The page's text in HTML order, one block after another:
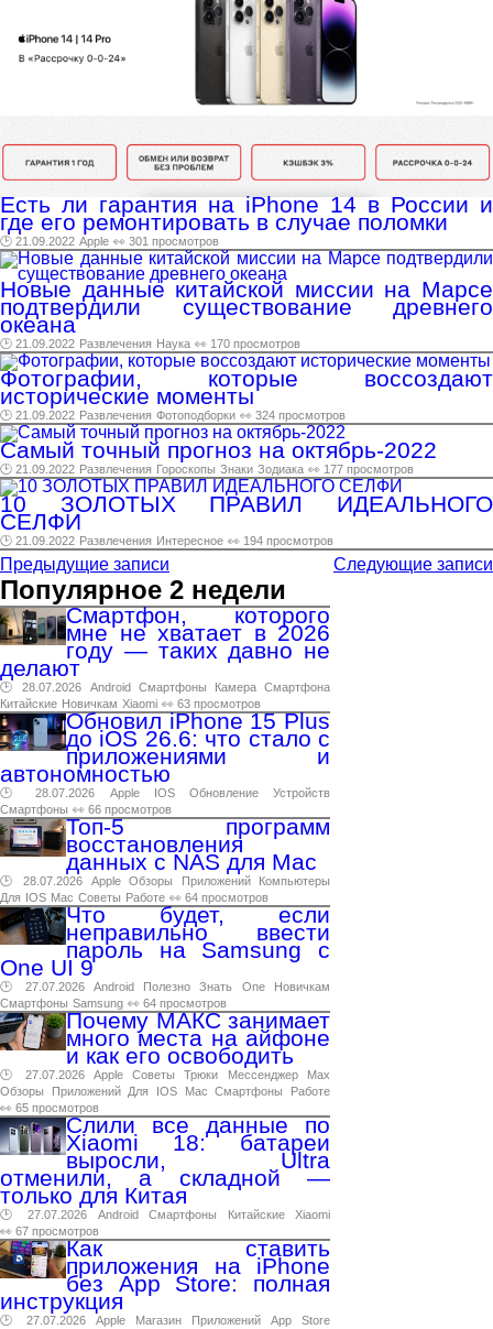
Есть ли гарантия на iPhone 14 в России и
где его ремонтировать в случае поломки
🕑 21.09.2022 Apple 👀 301 просмотров
Новые данные китайской миссии на Марсе
подтвердили существование древнего
океана
🕑 21.09.2022 Развлечения Наука 👀 170 просмотров
Фотографии, которые воссоздают
исторические моменты
🕑 21.09.2022 Развлечения Фотоподборки 👀 324 просмотров
Самый точный прогноз на октябрь-2022
🕑 21.09.2022 Развлечения Гороскопы Знаки Зодиака 👀 177 просмотров
10 ЗОЛОТЫХ ПРАВИЛ ИДЕАЛЬНОГО
СЕЛФИ
🕑 21.09.2022 Развлечения Интересное 👀 194 просмотров
Предыдущие записи Следующие записи
Популярное 2 недели
Смартфон, которого
мне не хватает в 2026
году — таких давно не
делают
🕑 28.07.2026 Android Смартфоны Камера Смартфона
Китайские Новичкам Xiaomi 👀 63 просмотров
Обновил iPhone 15 Plus
до iOS 26.6: что стало с
приложениями и
автономностью
🕑 28.07.2026 Apple IOS Обновление
Устройств
Смартфоны 👀 66 просмотров
Топ-5 программ
восстановления
данных с NAS для Mac
🕑 28.07.2026 Apple Обзоры Приложений
Компьютеры
Для IOS Mac Советы Работе 👀 64 просмотров
Что будет, если
неправильно ввести
пароль на Samsung с
One UI 9
🕑 27.07.2026 Android Полезно Знать One
Новичкам
Смартфоны Samsung 👀 64 просмотров
Почему МАКС занимает
много места на айфоне
и как его освободить
🕑 27.07.2026 Apple Советы Трюки Мессенджер
Max
Обзоры
Приложений Для IOS Mac Смартфоны
Работе
👀 65 просмотров
Слили все данные по
Xiaomi 18: батареи
выросли, Ultra
отменили, а складной —
только для Китая
🕑 27.07.2026 Android Смартфоны Китайские
Xiaomi
👀 67 просмотров
Как ставить
приложения на iPhone
без App Store: полная
инструкция
🕑 27.07.2026 Apple Магазин Приложений App
Store